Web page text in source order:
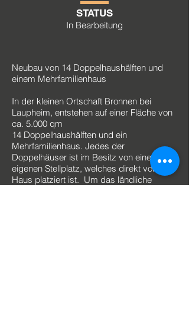
STATUS
In Bearbeitung
Neubau von 14 Doppelhaushälften und
einem Mehrfamilienhaus
In der kleinen Ortschaft Bronnen bei
Laupheim, entstehen auf einer Fläche von
ca. 5.000 qm
14 Doppelhaushälften und ein
Mehrfamilienhaus. Jedes der
Doppelhäuser ist im Besitz von einem
eigenen Stellplatz, welches direkt vor dem
Haus platziert ist. Um das ländliche